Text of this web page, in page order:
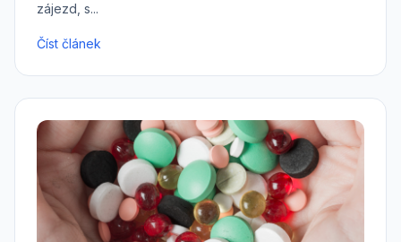
zájezd, s...
Číst článek